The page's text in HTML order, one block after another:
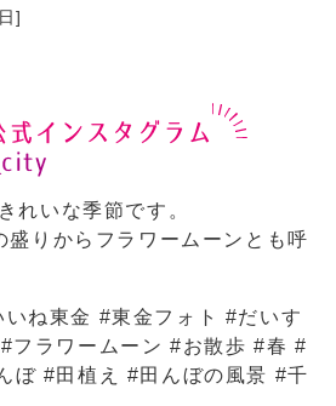
]
れいな季節です。
盛りからフラワームーンとも呼
ね東金 #東金フォト #だいす
フラワームーン #お散歩 #春 #
ぼ #田植え #田んぼの風景 #千